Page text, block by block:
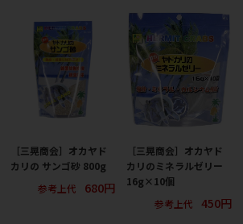
［三晃商会］オカヤド
カリの サンゴ砂 800g
参考上代
680円
［三晃商会］オカヤド
カリのミネラルゼリー
16g×10個
参考上代
450円